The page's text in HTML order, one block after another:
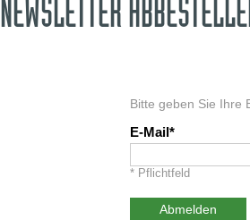
NEWSLETTER
Bitte geben Sie Ihre
E-Mail
* Pflichtfeld
Abmelden